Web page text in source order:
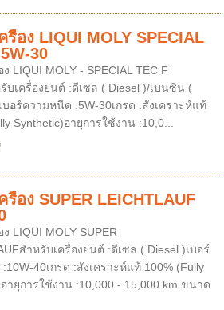
รื่อง LIQUI MOLY SPECIAL
30
LIQUI MOLY - SPECIAL TEC F
บเครื่องยนต์ :ดีเซล ( Diesel )/เบนซิน (
บอร์ความหนืด :5W-30เกรด :สังเคราะห์แท้
Synthetic)อายุการใช้งาน :10,0...
รื่อง SUPER LEICHTLAUF
LIQUI MOLY SUPER
สำหรับเครื่องยนต์ :ดีเซล ( Diesel )เบอร์
40เกรด :สังเคราะห์แท้ 100% (Fully
ายุการใช้งาน :10,000 - 15,000 km.ขนาด